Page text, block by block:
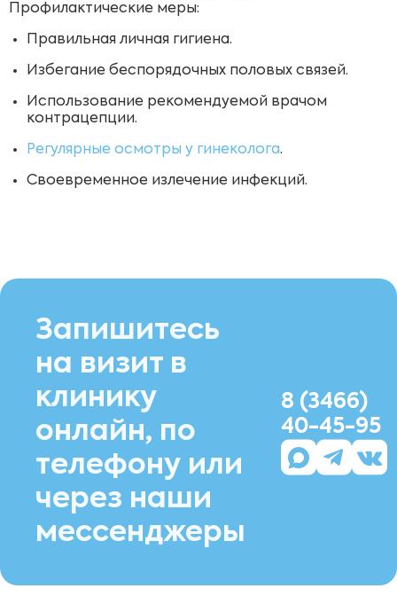
Профилактические меры:
Правильная личная гигиена.
Избегание беспорядочных половых связей.
Использование рекомендуемой врачом
контрацепции.
Регулярные осмотры у гинеколога.
Своевременное излечение инфекций.
Запишитесь
на визит в
клинику
онлайн, по
телефону или
через наши
мессенджеры
8 (3466)
40-45-95